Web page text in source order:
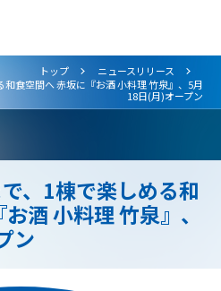
トップ >
ニュースリリース
食空間へ 赤坂に『お酒 小料理 竹泉』、5月
18日(月)オープン
、1棟で楽しめる和
酒 小料理 竹泉』、
ン